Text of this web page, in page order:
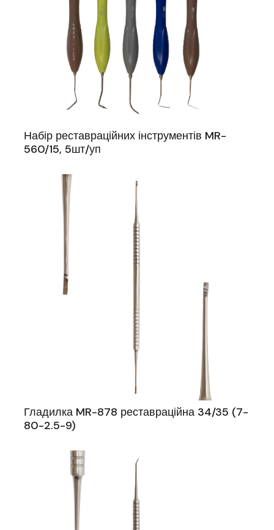
Набір реставраційних інструментів MR-
560/15, 5шт/уп
Гладилка MR-878 реставраційна 34/35 (7-
80-2.5-9)